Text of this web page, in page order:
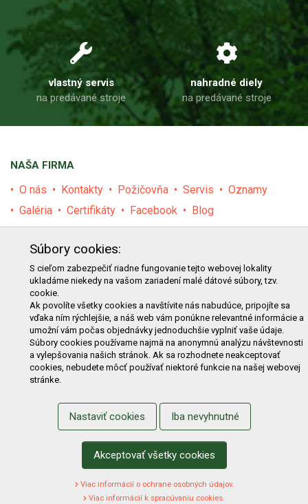
vlastný servis
na predávané stroje
nahradné diely
na predávané stroje
NAŠA FIRMA
O nás Kontakty Požičovňa Servis
Oznamy
Galéria
Certifikáty Facebook Blog
PRODUKTY
E-shop Akcie Darčekové poukážky
Katalógy
Zľavy
Novinky Predávané značky
Bazár
Výzvy pre obce a firmy
NAKUPOVANIE
Obchodné podmienky
Cenník prepravy
Reklamačný poriadok
Odstúpenie od kúpy
Protokol na odstúpenie od kúpy
Alternatívne riešenie sporu
Ochrana osobných údajov
Používanie cookies
Nákup na splátky
Registrácia Košík Zmena údajov
Súbory cookies:
S cieľom zabezpečiť riadne fungovanie tejto webovej lokality
ukladáme niekedy na vašom zariadení malé dátové súbory, tzv.
cookie.
Ak povolíte všetky cookies a navštívite nás nabudúce, pripojíte sa
vďaka ním rýchlejšie, a náš web vám ponúkne relevantné informácie a
umožní vám počas objednávky jednoduchšie vyplniť vaše údaje.
Súbory cookies používame najmä na anonymnú analýzu návštevnosti
a vylepšovania našich stránok. Ak sa rozhodnete neakceptovať
cookies, nebudete môcť používať niektoré funkcie na našej webovej
stránke.
Nastaviť cookies Iba nevyhnutné
Akceptovať všetky cookies
Viac informácií o ochrane osobných údajov.
Viac informácií k spracúvaniu cookies.